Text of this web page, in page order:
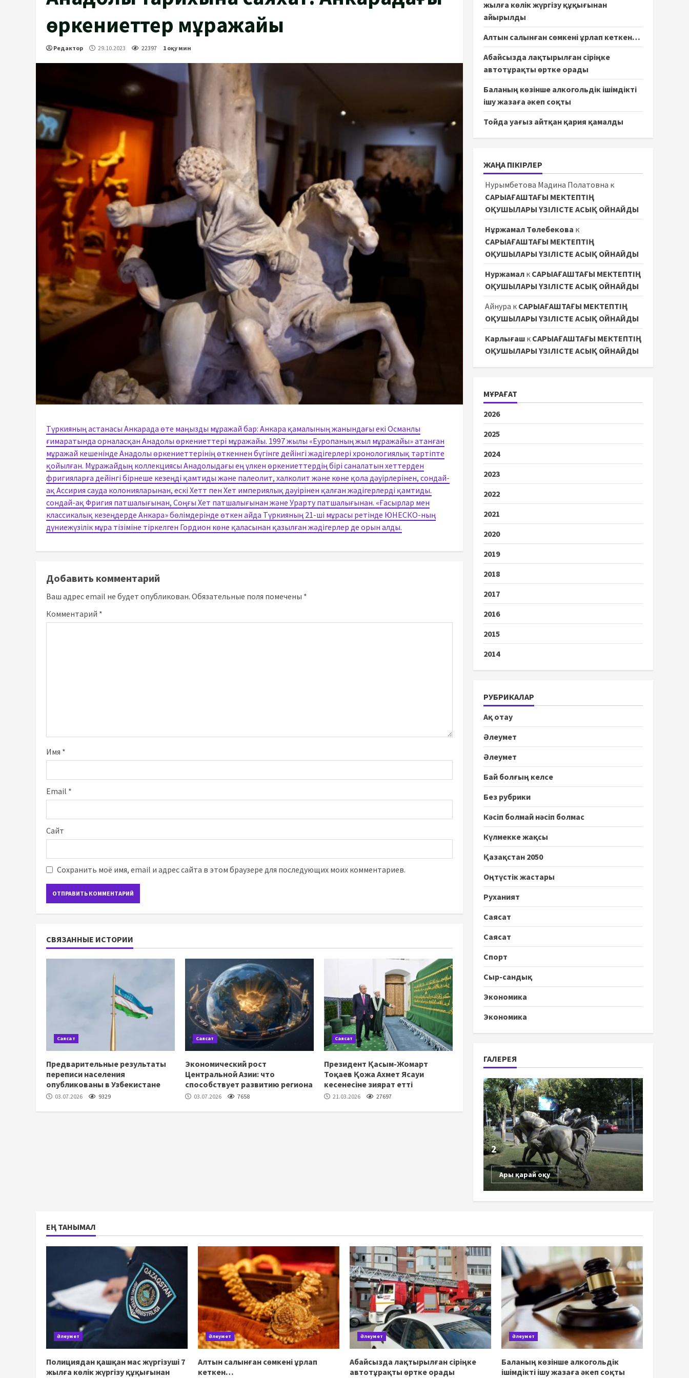
өркениеттер мұражайы
Редактор 29.10.2023 22397 1 оқу мин
Түркияның астанасы Анкарада өте маңызды мұражай бар: Анкара қамалының жанындағы екі Османлы
ғимаратында орналасқан Анадолы өркениеттері мұражайы. 1997 жылы «Еуропаның жыл мұражайы» атанған
мұражай кешенінде Анадолы өркениеттерінің өткеннен бүгінге дейінгі жәдігерлері хронологиялық тәртіпте
қойылған. Мұражайдың коллекциясы Анадолыдағы ең үлкен өркениеттердің бірі саналатын хеттерден
фригияларға дейінгі бірнеше кезеңді қамтиды және палеолит, халколит және көне қола дәуірлерінен, сондай-
ақ Ассирия сауда колонияларынан, ескі Хетт пен Хет империялық дәуірінен қалған жәдігерлерді қамтиды.
сондай-ақ Фригия патшалығынан, Соңғы Хет патшалығынан және Урарту патшалығынан. «Ғасырлар мен
классикалық кезеңдерде Анкара» бөлімдерінде өткен айда Түркияның 21-ші мұрасы ретінде ЮНЕСКО-ның
дүниежүзілік мұра тізіміне тіркелген Гордион көне қаласынан қазылған жәдігерлер де орын алды.
Добавить комментарий
Ваш адрес email не будет опубликован. Обязательные поля помечены *
Комментарий *
Имя *
Email *
Сайт
Сохранить моё имя, email и адрес сайта в этом браузере для последующих моих комментариев.
СВЯЗАННЫЕ ИСТОРИИ
Саясат
Предварительные результаты
переписи населения
опубликованы в Узбекистане
03.07.2026 9329
Саясат
Экономический рост
Центральной Азии: что
способствует развитию региона
03.07.2026 7658
Саясат
Президент Қасым-Жомарт
Тоқаев Қожа Ахмет Ясауи
кесенесіне зиярат етті
21.03.2026 27697
жылға көлік жүргізу құқығынан
айырылды
Алтын салынған сөмкені ұрлап кеткен…
Абайсызда лақтырылған сіріңке
автотұрақты өртке орады
Баланың көзінше алкогольдік ішімдікті
ішу жазаға әкеп соқты
Тойда уағыз айтқан қария қамалды
ЖАҢА ПІКІРЛЕР
Нурымбетова Мадина Полатовна к
САРЫАҒАШТАҒЫ МЕКТЕПТІҢ
ОҚУШЫЛАРЫ ҮЗІЛІСТЕ АСЫҚ ОЙНАЙДЫ
Нұржамал Төлебекова к
САРЫАҒАШТАҒЫ МЕКТЕПТІҢ
ОҚУШЫЛАРЫ ҮЗІЛІСТЕ АСЫҚ ОЙНАЙДЫ
Нуржамалк САРЫАҒАШТАҒЫ МЕКТЕПТІҢ
ОҚУШЫЛАРЫ ҮЗІЛІСТЕ АСЫҚ ОЙНАЙДЫ
Айнура к САРЫАҒАШТАҒЫ МЕКТЕПТІҢ
ОҚУШЫЛАРЫ ҮЗІЛІСТЕ АСЫҚ ОЙНАЙДЫ
Карлығашк САРЫАҒАШТАҒЫ МЕКТЕПТІҢ
ОҚУШЫЛАРЫ ҮЗІЛІСТЕ АСЫҚ ОЙНАЙДЫ
МҰРАҒАТ
2026
2025
2024
2023
2022
2021
2020
2019
2018
2017
2016
2015
2014
РУБРИКАЛАР
Ақ отау
Әлеумет
Әлеумет
Бай болғың келсе
Без рубрики
Кәсіп болмай нәсіп болмас
Күлмекке жақсы
Қазақстан 2050
Оңтүстік жастары
Руханият
Саясат
Саясат
Спорт
Сыр-сандық
Экономика
Экономика
ГАЛЕРЕЯ
2
Ары қарай оқу
ЕҢ ТАНЫМАЛ
Әлеумет
Полициядан қашқан мас жүргізуші 7
жылға көлік жүргізу құқығынан
Әлеумет
Алтын салынған сөмкені ұрлап
кеткен…
Әлеумет
Абайсызда лақтырылған сіріңке
автотұрақты өртке орады
Әлеумет
Баланың көзінше алкогольдік
ішімдікті ішу жазаға әкеп соқты